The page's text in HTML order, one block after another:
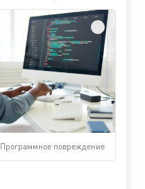
Программное повреждение